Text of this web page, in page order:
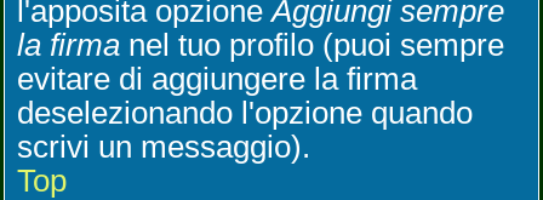
l'apposita opzioneAggiungi sempre
la firma nel tuo profilo (puoi sempre
evitare di aggiungere la firma
deselezionando l'opzione quando
scrivi un messaggio).
Top